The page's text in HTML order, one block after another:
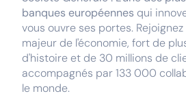
banques européennes qui
vous ouvre ses portes.
majeur de l'économie, fort de
d'histoire et de 30 millions de
accompagnés par 133 000
le monde.